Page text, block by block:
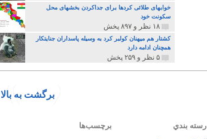
خوابهای طلائی کردها برای جداکردن بخشهای محل
سکونت خود
۱۸ نظر و ۸۹۷ پخش
کشتار هم میهنان کولبر کرد به وسیله پاسداران جنایتکار
همچنان ادامه دارد
۵ نظر و ۲۵۹ پخش
برگشت به بالا
رسته بندي برچسب‌ها